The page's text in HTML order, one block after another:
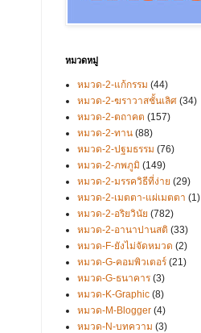
หมวดหมู่
หมวด-2-แก้กรรม (44)
หมวด-2-ฆราวาสชั้นเลิศ (34)
หมวด-2-ตถาคต (157)
หมวด-2-ทาน (88)
หมวด-2-ปฐมธรรม (76)
หมวด-2-ภพภูมิ (149)
หมวด-2-มรรควิธีที่ง่าย (29)
หมวด-2-เมตตา-แผ่เมตตา (1)
หมวด-2-อริยวินัย (782)
หมวด-2-อานาปานสติ (33)
หมวด-F-ยังไม่จัดหมวด (2)
หมวด-G-คอมพิวเตอร์ (21)
หมวด-G-ธนาคาร (3)
หมวด-K-Graphic (8)
หมวด-M-Blogger (4)
หมวด-N-บทความ (3)